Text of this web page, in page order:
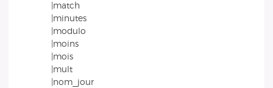
|match
|minutes
|modulo
|moins
|mois
|mult
|nom_jour